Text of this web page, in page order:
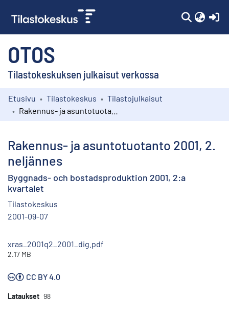
OTOS
Tilastokeskuksen julkaisut verkossa
Kokoelmat
Etusivu Tilastokeskus
Tilastojulkaisut
Rakennus- ja asuntotuotanto 2001, 2.
neljännes
Byggnads- och bostadsproduktion 2001, 2:a
kvartalet
Tilastokeskus
2001-09-07
xras_2001q2_2001_dig.pdf
2.17 MB
CC BY 4.0
Lataukset 98